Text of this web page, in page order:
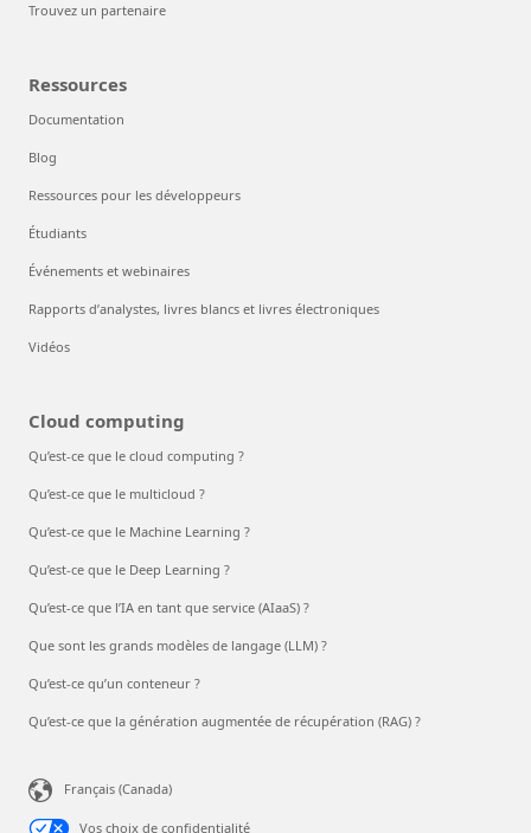
Trouvez un partenaire
Ressources
Documentation
Blog
Ressources pour les développeurs
Étudiants
Événements et webinaires
Rapports d’analystes, livres blancs et livres électroniques
Vidéos
Cloud computing
Qu’est-ce que le cloud computing ?
Qu’est-ce que le multicloud ?
Qu’est-ce que le Machine Learning ?
Qu’est-ce que le Deep Learning ?
Qu’est-ce que l’IA en tant que service (AIaaS) ?
Que sont les grands modèles de langage (LLM) ?
Qu’est-ce qu’un conteneur ?
Qu’est-ce que la génération augmentée de récupération (RAG) ?
Français (Canada)
Vos choix de confidentialité